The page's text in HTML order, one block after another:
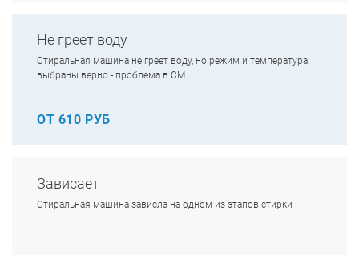
Не греет воду
Стиральная машина не греет воду, но режим и температура
выбраны верно - проблема в СМ
ОТ 610 РУБ
Зависает
Стиральная машина зависла на одном из этапов стирки